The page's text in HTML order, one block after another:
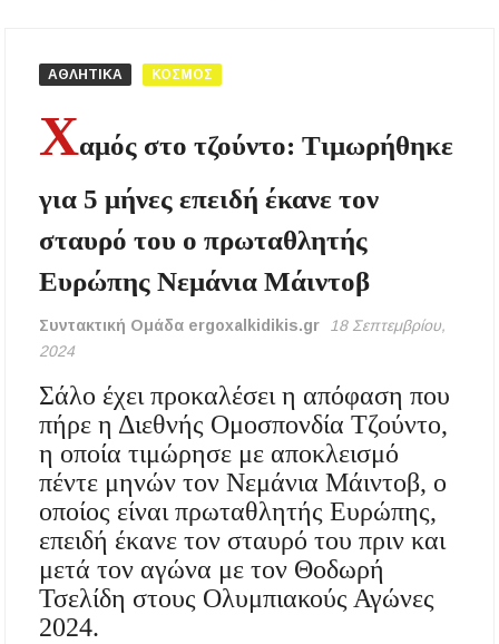
η ελάχιστη κατανάλωση στα beach bars
Η Ουρανούπολη σε ζωντανή σύνδεση: Η
συναυλία της Φωτεινής Βελεσιώτου στο
ergoxalkidikis.gr
Χαλκιδική: Τραυματίστηκε οδηγός
μοτοσικλέτας σε τροχαίο στον δρόμο
Ολυμπιάδας – Σταυρού
ενώ έκανε βουτιά σε παραλία στο Παλιούρι
δασικές περιοχές την Κυριακή 9 Αυγούστου
λόγω υψηλού κινδύνου πυρκαγιάς
Η Ελένη Τσαλιγοπούλου στη Σιθωνία –
Συναυλία στο Γυμνάσιο Νέου Μαρμαρά
Συναγερμός στον Στανό Χαλκιδικής: Απόπειρα
τηλεφωνικής εξαπάτησης ανηλίκου – Έκκληση
προς όλους τους γονείς
Δράση περισυλλογής αδέσποτων ζώων στα
ΑΘΛΗΤΙΚΑ ΚΟΣΜΟΣ
Χαμός στο τζούντο: Τιμωρήθηκε
για 5 μήνες επειδή έκανε τον
σταυρό του ο πρωταθλητής
Ευρώπης Νεμάνια Μάιντοβ
Συντακτική Ομάδα ergoxalkidikis.gr
18 Σεπτεμβρίου,
2024
Σάλο έχει προκαλέσει η απόφαση που
πήρε η Διεθνής Ομοσπονδία Τζούντο,
η οποία τιμώρησε με αποκλεισμό
πέντε μηνών τον Νεμάνια Μάιντοβ, ο
οποίος είναι πρωταθλητής Ευρώπης,
επειδή έκανε τον σταυρό του πριν και
μετά τον αγώνα με τον Θοδωρή
Τσελίδη στους Ολυμπιακούς Αγώνες
2024.